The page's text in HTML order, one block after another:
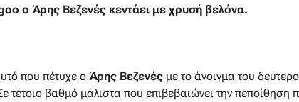
ο Άρης Βεζενές κεντάει με χρυσή βελόνα.
που πέτυχε οΆρης Βεζενέςμε το άνοιγμα του
τέτοιο βαθμό μάλιστα που επιβεβαιώνει την